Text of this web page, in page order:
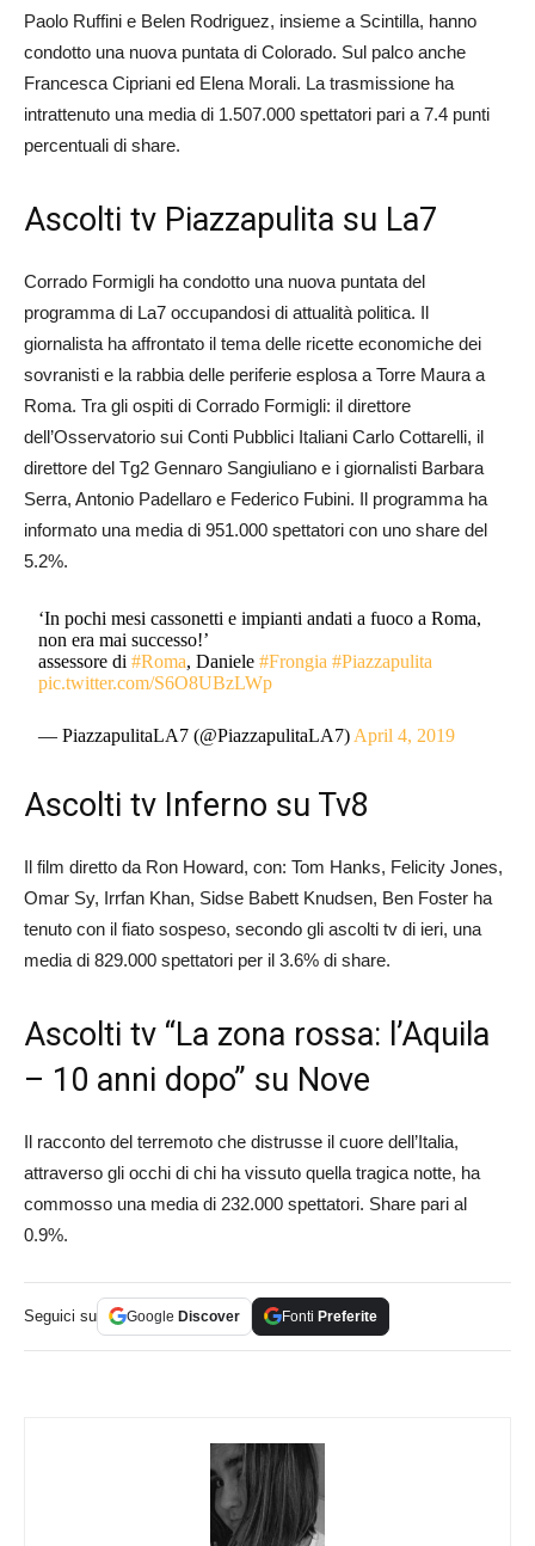
Paolo Ruffini e Belen Rodriguez, insieme a Scintilla, hanno
condotto una nuova puntata di Colorado. Sul palco anche
Francesca Cipriani ed Elena Morali. La trasmissione ha
intrattenuto una media di 1.507.000 spettatori pari a 7.4 punti
percentuali di share.
Ascolti tv Piazzapulita su La7
Corrado Formigli ha condotto una nuova puntata del
programma di La7 occupandosi di attualità politica. Il
giornalista ha affrontato il tema delle ricette economiche dei
sovranisti e la rabbia delle periferie esplosa a Torre Maura a
Roma. Tra gli ospiti di Corrado Formigli: il direttore
dell’Osservatorio sui Conti Pubblici Italiani Carlo Cottarelli, il
direttore del Tg2 Gennaro Sangiuliano e i giornalisti Barbara
Serra, Antonio Padellaro e Federico Fubini. Il programma ha
informato una media di 951.000 spettatori con uno share del
5.2%.
‘In pochi mesi cassonetti e impianti andati a fuoco a Roma,
non era mai successo!’
assessore di#Roma, Daniele#Frongia #Piazzapulita
pic.twitter.com/S6O8UBzLWp
— PiazzapulitaLA7 (@PiazzapulitaLA7) April 4, 2019
Ascolti tv Inferno su Tv8
Il film diretto da Ron Howard, con: Tom Hanks, Felicity Jones,
Omar Sy, Irrfan Khan, Sidse Babett Knudsen, Ben Foster ha
tenuto con il fiato sospeso, secondo gli ascolti tv di ieri, una
media di 829.000 spettatori per il 3.6% di share.
Ascolti tv “La zona rossa: l’Aquila
– 10 anni dopo” su Nove
Il racconto del terremoto che distrusse il cuore dell’Italia,
attraverso gli occhi di chi ha vissuto quella tragica notte, ha
commosso una media di 232.000 spettatori. Share pari al
0.9%.
Seguici su Google Discover Fonti Preferite